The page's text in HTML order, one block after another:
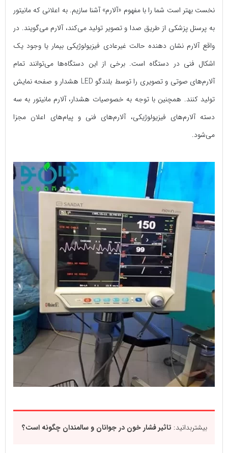
نخست بهتر است شما را با مفهوم «آلارم» آشنا سازیم. به اعلانی که مانیتور
به پرسنل پزشکی از طریق صدا و تصویر تولید می‌کند، آلارم می‌گویند. در
واقع آلارم نشان دهنده حالت غیرعادی فیزیولوژیکی بیمار یا وجود یک
اشکال فنی در دستگاه است. برخی از این دستگاه‌ها می‌توانند تمام
آلارم‌های صوتی و تصویری را توسط بلندگو LED هشدار و صفحه نمایش
تولید کنند. همچنین با توجه به خصوصیات هشدار، آلارم مانیتور به سه
دسته آلارم‌های فیزیولوژیکی، آلارم‌های فنی و پیام‌های اعلان مجزا
می‌شود.
بیشتربدانید: تاثیر فشار خون در جوانان و سالمندان چگونه است؟